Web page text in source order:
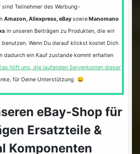
sind Teilnehmer des Werbung-
Amazon, Aliexpress, eBaysowie Manomano
in unseren Beiträgen zu Produkten, die wir
Wenn Du darauf klickst kostet Dich
dadurch ein Kauf zustande kommt erhalten
hilft uns, die laufenden Serverkosten dieser
für Deine Unterstützung 😀
eBay-Shop für
Ersatzteile &
Komponenten